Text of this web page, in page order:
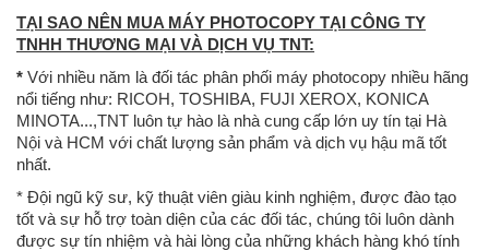
TẠI SAO NÊN MUA MÁY PHOTOCOPY TẠI CÔNG TY
TNHH THƯƠNG MẠI VÀ DỊCH VỤ TNT:
* Với nhiều năm là đối tác phân phối máy photocopy nhiều hãng
nổi tiếng như: RICOH, TOSHIBA, FUJI XEROX, KONICA
MINOTA...,TNT luôn tự hào là nhà cung cấp lớn uy tín tại Hà
Nội và HCM với chất lượng sản phẩm và dịch vụ hậu mã tốt
nhất.
* Đội ngũ kỹ sư, kỹ thuật viên giàu kinh nghiệm, được đào tạo
tốt và sự hỗ trợ toàn diện của các đối tác, chúng tôi luôn dành
được sự tín nhiệm và hài lòng của những khách hàng khó tính